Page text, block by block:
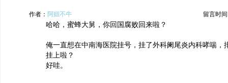
作者： 阿妞不牛 留言时间
哈哈，蜜蜂大舅，你回国腐败回来啦？
俺一直想在中南海医院挂号，挂了外科阑尾炎内科哮喘，
挂上啦？
好哇。